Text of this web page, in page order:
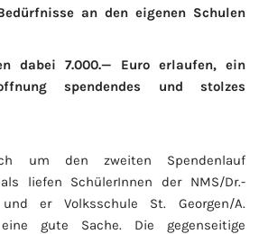
an den eigenen Schulen
dabei 7.000.— Euro erlaufen, ein
spendendes und stolzes
um den zweiten Spendenlauf
liefen SchülerInnen der NMS/Dr.-
und er Volksschule St. Georgen/A.
gute Sache. Die gegenseitige